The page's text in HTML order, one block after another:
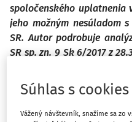
spoločenského uplatnenia
jeho možným nesúladom
SR. Autor podrobuje
SR sp. zn. 9 Sk 6/2017 z
republike.
"Právo nie je pojem, ale
Súhlas s cookies
Vážený návštevník, snažíme sa zo